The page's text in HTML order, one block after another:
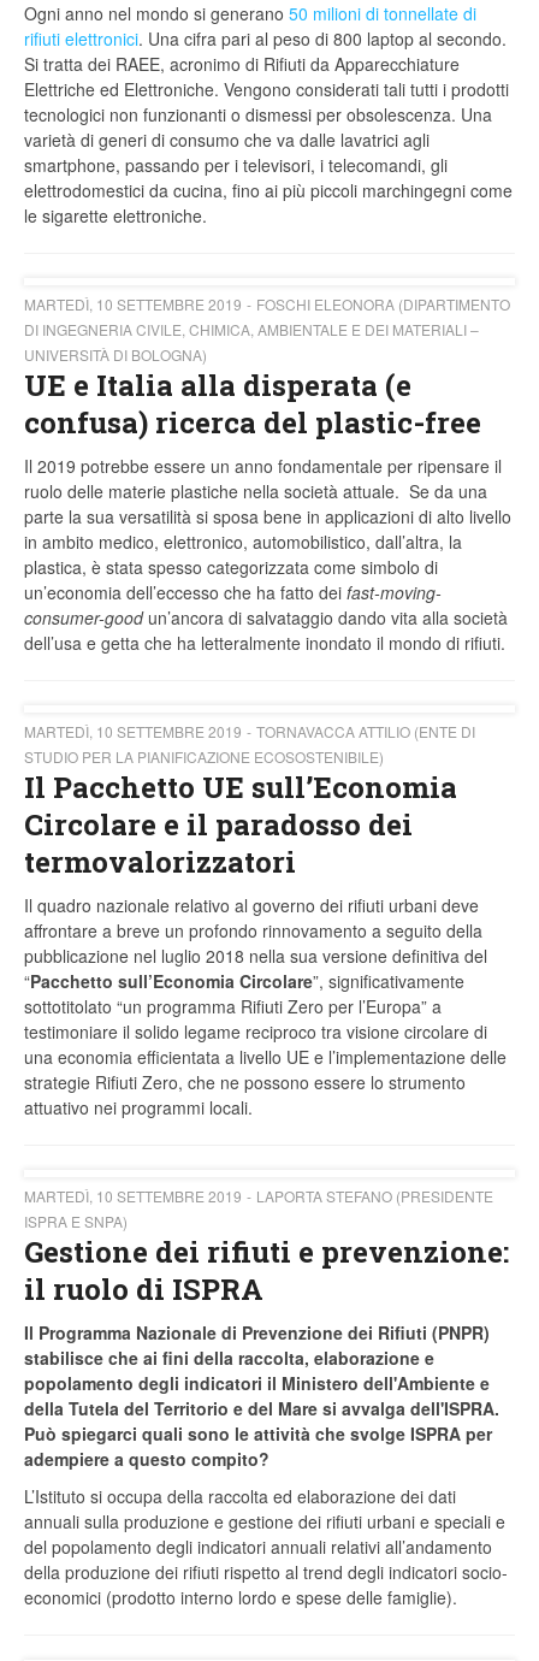
Ogni anno nel mondo si generano 50 milioni di tonnellate di
rifiuti elettronici. Una cifra pari al peso di 800 laptop al secondo.
Si tratta dei RAEE, acronimo di Rifiuti da Apparecchiature
Elettriche ed Elettroniche. Vengono considerati tali tutti i prodotti
tecnologici non funzionanti o dismessi per obsolescenza. Una
varietà di generi di consumo che va dalle lavatrici agli
smartphone, passando per i televisori, i telecomandi, gli
elettrodomestici da cucina, fino ai più piccoli marchingegni come
le sigarette elettroniche.
MARTEDÌ, 10 SETTEMBRE 2019
FOSCHI ELEONORA (DIPARTIMENTO
DI INGEGNERIA CIVILE, CHIMICA, AMBIENTALE E DEI MATERIALI –
UNIVERSITÀ DI BOLOGNA)
UE e Italia alla disperata (e
confusa) ricerca del plastic-free
Il 2019 potrebbe essere un anno fondamentale per ripensare il
ruolo delle materie plastiche nella società attuale. Se da una
parte la sua versatilità si sposa bene in applicazioni di alto livello
in ambito medico, elettronico, automobilistico, dall’altra, la
plastica, è stata spesso categorizzata come simbolo di
un’economia dell’eccesso che ha fatto dei fast-moving-
consumer-goodun’ancora di salvataggio dando vita alla società
dell’usa e getta che ha letteralmente inondato il mondo di rifiuti.
MARTEDÌ, 10 SETTEMBRE 2019
TORNAVACCA ATTILIO (ENTE DI
STUDIO PER LA PIANIFICAZIONE ECOSOSTENIBILE)
Il Pacchetto UE sull’Economia
Circolare e il paradosso dei
termovalorizzatori
Il quadro nazionale relativo al governo dei rifiuti urbani deve
affrontare a breve un profondo rinnovamento a seguito della
pubblicazione nel luglio 2018 nella sua versione definitiva del
“Pacchetto sull’Economia Circolare”, significativamente
sottotitolato “un programma Rifiuti Zero per l’Europa” a
testimoniare il solido legame reciproco tra visione circolare di
una economia efficientata a livello UE e l’implementazione delle
strategie Rifiuti Zero, che ne possono essere lo strumento
attuativo nei programmi locali.
MARTEDÌ, 10 SETTEMBRE 2019
LAPORTA STEFANO (PRESIDENTE
ISPRA E SNPA)
Gestione dei rifiuti e prevenzione:
il ruolo di ISPRA
Il Programma Nazionale di Prevenzione dei Rifiuti (PNPR)
stabilisce che ai fini della raccolta, elaborazione e
popolamento degli indicatori il Ministero dell'Ambiente e
della Tutela del Territorio e del Mare si avvalga dell'ISPRA.
Può spiegarci quali sono le attività che svolge ISPRA per
adempiere a questo compito?
L’Istituto si occupa della raccolta ed elaborazione dei dati
annuali sulla produzione e gestione dei rifiuti urbani e speciali e
del popolamento degli indicatori annuali relativi all’andamento
della produzione dei rifiuti rispetto al trend degli indicatori socio-
economici (prodotto interno lordo e spese delle famiglie).